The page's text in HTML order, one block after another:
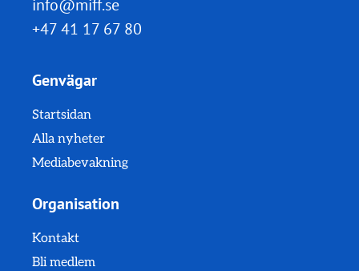
info@miff.se
+47 41 17 67 80
Genvägar
Startsidan
Alla nyheter
Mediabevakning
Organisation
Kontakt
Bli medlem